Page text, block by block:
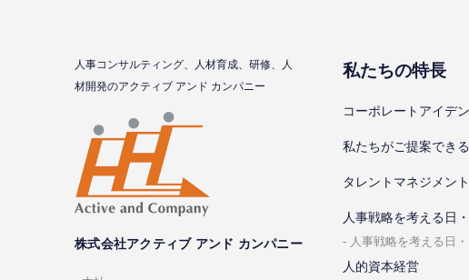
⼈事コンサルティング、⼈材育成、研修、⼈
材開発のアクティブ アンド カンパニー
株式会社アクティブ アンド カンパニー
私たちの特⻑
コーポレートアイデ
私たちがご提案でき
タレントマネジメン
⼈事戦略を考える⽇
⼈事戦略を考える⽇
人的資本経営